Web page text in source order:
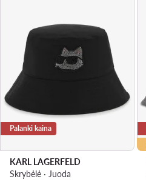
Palanki kaina
KARL LAGERFELD
Skrybėlė · Juoda